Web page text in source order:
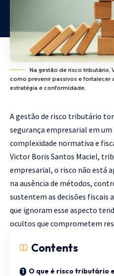
Na gestão de risco tributário,
como prevenir passivos e fortalecer
estratégia e conformidade.
A gestão de risco tributário
segurança empresarial em
complexidade normativa e
Victor Boris Santos Maciel,
empresarial, o risco não está
na ausência de métodos,
sustentem as decisões fiscais
que ignoram esse aspecto
ocultos que comprometem
Contents
O que é risco tributário